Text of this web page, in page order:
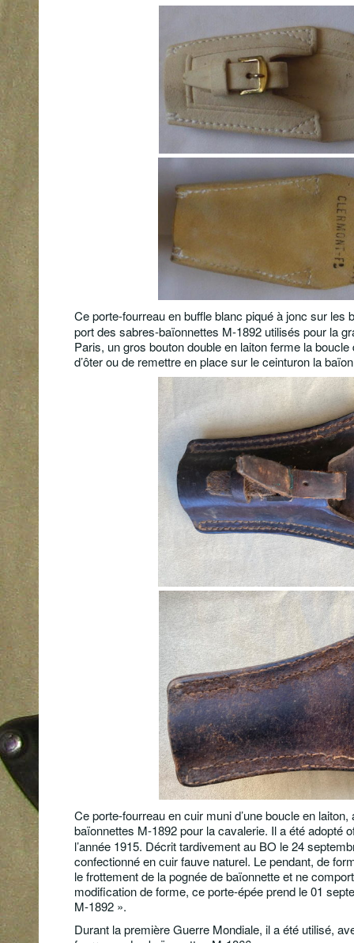
Ce porte-fourreau en buffle blanc piqué à jonc sur les
port des sabres-baïonnettes M-1892 utilisés pour la
Paris, un gros bouton double en laiton ferme la
d’ôter ou de remettre en place sur le ceinturon la
Ce porte-fourreau en cuir muni d’une boucle en
baïonnettes M-1892 pour la cavalerie. Il a été adopté
l’année 1915. Décrit tardivement au BO le 24
confectionné en cuir fauve naturel. Le pendant, de
le frottement de la pognée de baïonnette et ne
modification de forme, ce porte-épée prend le 01
M-1892 ».
Durant la première Guerre Mondiale, il a été utilisé,